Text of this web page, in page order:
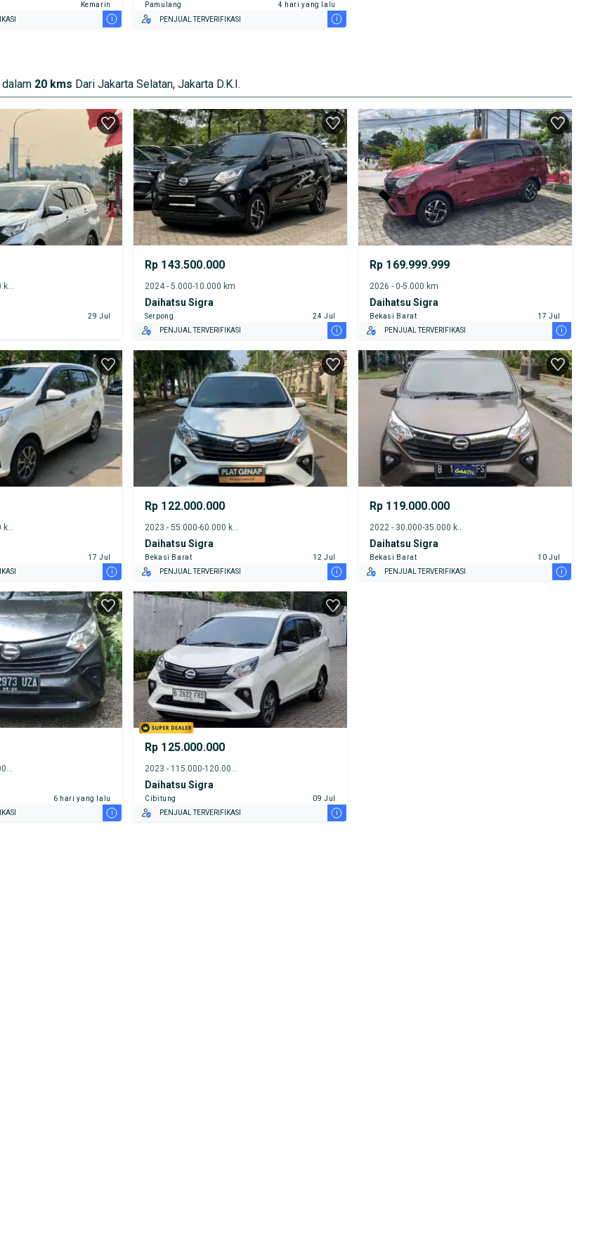
Kemarin
i
Pamulang
4 hari yang lalu
PENJUAL TERVERIFIKASI
i
20 kms Dari Jakarta Selatan, Jakarta D.K.I.
2022 - 80.000-85.000 km
29 Jul
Rp 143.500.000
2024 - 5.000-10.000 km
Daihatsu Sigra
Serpong
24 Jul
PENJUAL TERVERIFIKASI
i
Rp 169.999.999
2026 - 0-5.000 km
Daihatsu Sigra
Bekasi Barat
17 Jul
PENJUAL TERVERIFIKASI
i
17 Jul
i
Rp 122.000.000
2023 - 55.000-60.000 km
Daihatsu Sigra
Bekasi Barat
12 Jul
PENJUAL TERVERIFIKASI
i
Rp 119.000.000
2022 - 30.000-35.000 km
Daihatsu Sigra
Bekasi Barat
10 Jul
PENJUAL TERVERIFIKASI
i
6 hari yang lalu
i
Rp 125.000.000
Daihatsu Sigra
Cibitung
09 Jul
PENJUAL TERVERIFIKASI
i